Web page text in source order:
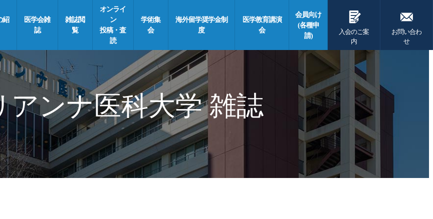
紹
医学会雑
誌
雑誌閲
覧
オンライ
ン
投稿・査
読
学術集
会
海外留学奨学金制
度
医学教育講演
会
会員向け
(各種申
請)
G
入会のご案
内
F
お問い合わ
せ
アンナ医科大学 雑誌